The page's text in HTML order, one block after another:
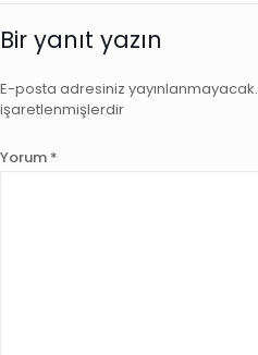
Bir yanıt yazın
E-posta adresiniz yayınlanmayacak.
işaretlenmişlerdir
Yorum *